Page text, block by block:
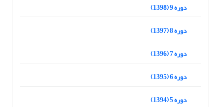
دوره 9 (1398)
دوره 8 (1397)
دوره 7 (1396)
دوره 6 (1395)
دوره 5 (1394)